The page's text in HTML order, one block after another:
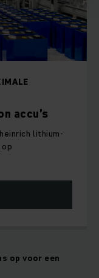
accu’s
lithium-
op voor een